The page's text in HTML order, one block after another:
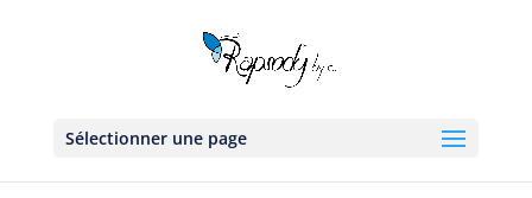
Sélectionner une page